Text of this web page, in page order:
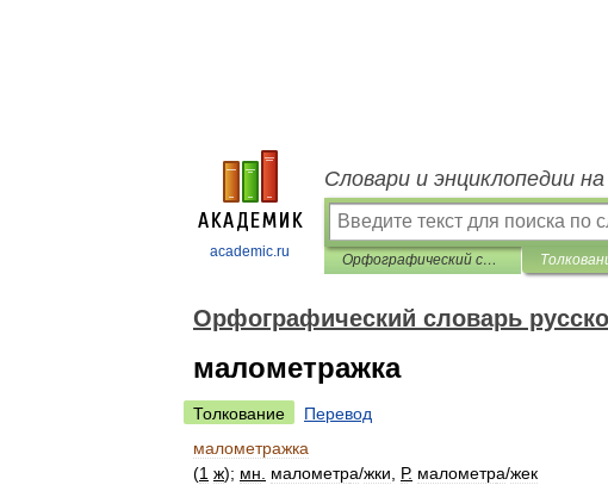
academic.ru
Словари и энциклопедии
Орфографический словарь русского языка
Орфографический словарь
малометражка
Толкование
Перевод
малометражка
(1 ж); мн малометра/жки Р. малометра/жек